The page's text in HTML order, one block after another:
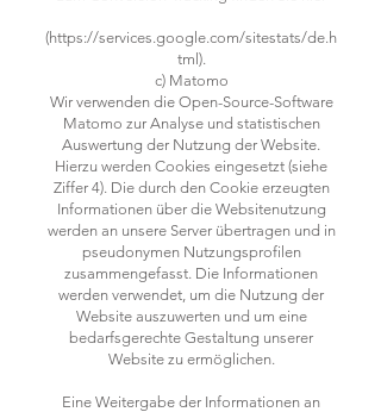
(https://services.google.com/sitestats/de.h
tml).
c) Matomo
Wir verwenden die Open-Source-Software
Matomo zur Analyse und statistischen
Auswertung der Nutzung der Website.
Hierzu werden Cookies eingesetzt (siehe
Ziffer 4). Die durch den Cookie erzeugten
Informationen über die Websitenutzung
werden an unsere Server übertragen und in
pseudonymen Nutzungsprofilen
zusammengefasst. Die Informationen
werden verwendet, um die Nutzung der
Website auszuwerten und um eine
bedarfsgerechte Gestaltung unserer
Website zu ermöglichen.
Eine Weitergabe der Informationen an